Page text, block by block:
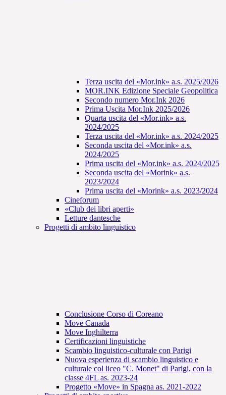
Terza uscita del «Mor.ink» a.s. 2025/2026
MOR.INK Edizione Speciale Geopolitica
Secondo numero Mor.Ink 2026
Prima Uscita Mor.Ink 2025/2026
Quarta uscita del «Mor.ink» a.s.
2024/2025
Terza uscita del «Mor.ink» a.s. 2024/2025
Seconda uscita del «Mor.ink» a.s.
2024/2025
Prima uscita del «Mor.ink» a.s. 2024/2025
Seconda uscita del «Morink» a.s.
2023/2024
Prima uscita del «Morink» a.s. 2023/2024
Cineforum
«Club dei libri aperti»
Letture dantesche
Progetti di ambito linguistico
Conclusione Corso di Coreano
Move Canada
Move Inghilterra
Certificazioni linguistiche
Scambio linguistico-culturale con Parigi
Nuova esperienza di scambio linguistico e
culturale col liceo "C. Monet" di Parigi, con la
classe 4FL as. 2023-24
Progetto «Move» in Spagna as. 2021-2022